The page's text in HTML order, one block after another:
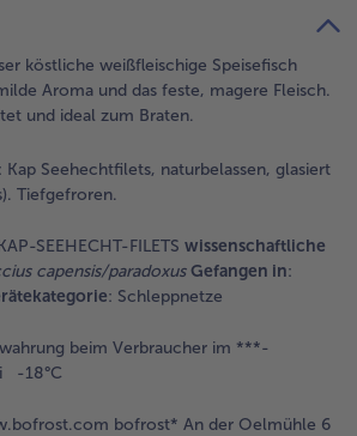
köstliche weißfleischige Speisefisch
Aroma und das feste, magere Fleisch.
und ideal zum Braten.
Kap Seehechtfilets, naturbelassen, glasiert
Tiefgefroren.
SEEHECHT-FILETS wissenschaftliche
capensis/paradoxus Gefangen in:
: Schleppnetze
beim Verbraucher im ***-
-18°C
bofrost* An der Oelmühle 6